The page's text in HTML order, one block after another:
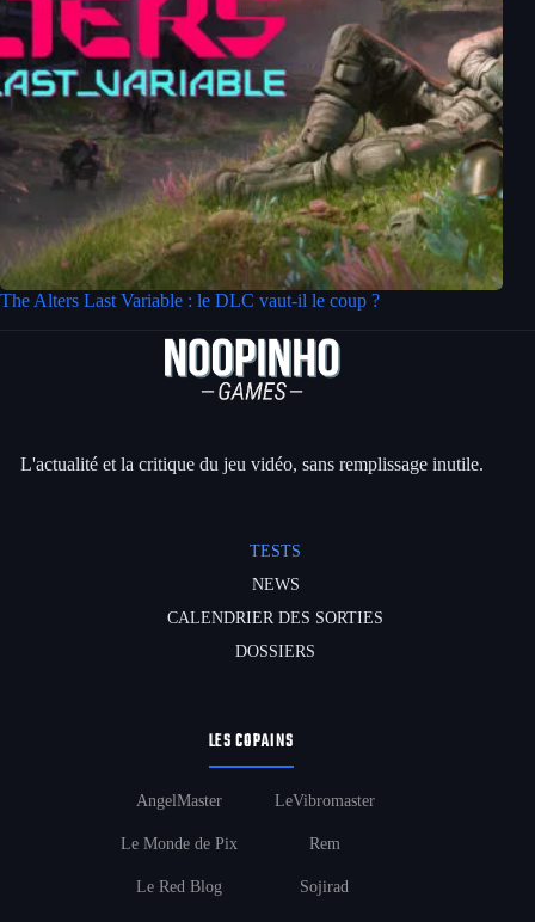
The Alters Last Variable : le DLC vaut-il le coup ?
L'actualité et la critique du jeu vidéo, sans remplissage inutile.
TESTS
NEWS
CALENDRIER DES SORTIES
DOSSIERS
LES COPAINS
AngelMaster
Le Monde de Pix
Le Red Blog
LeVibromaster
Rem
Sojirad